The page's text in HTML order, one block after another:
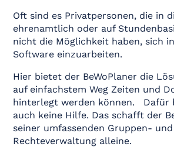
Oft sind es Privatpersonen, die in
ehrenamtlich oder auf
nicht die Möglichkeit haben, sich
Software einzuarbeiten.
Hier bietet der BeWoPlaner die
auf einfachstem Weg Zeiten und
hinterlegt werden können. Dafür
auch keine Hilfe. Das schafft der
seiner umfassenden Gruppen- und
Rechteverwaltung alleine.